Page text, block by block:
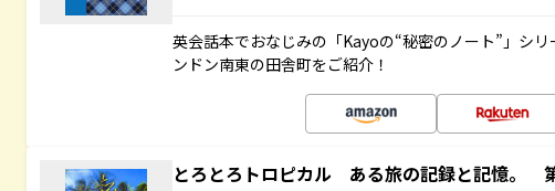
英会話本でおなじみの「Kayoの“秘密のノート”」シ
ンドン南東の田舎町をご紹介！
とろとろトロピカル ある旅の記録と記憶。